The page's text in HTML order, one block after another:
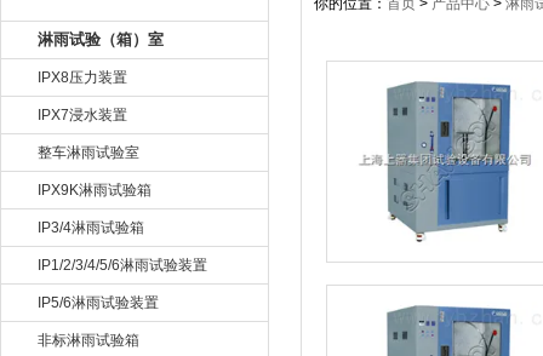
淋雨试验（箱）室
IPX8压力装置
IPX7浸水装置
整车淋雨试验室
IPX9K淋雨试验箱
IP3/4淋雨试验箱
IP1/2/3/4/5/6淋雨试验装置
IP5/6淋雨试验装置
非标淋雨试验箱
你的位置： 首页 > 产品中心 > 淋雨